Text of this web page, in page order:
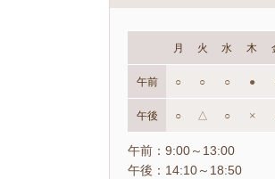
月 火 水 木
午前 ○ ○ ○ ●
午後 ○ △ ○ ×
午前：9:00～13:00
午後：14:10～18:50